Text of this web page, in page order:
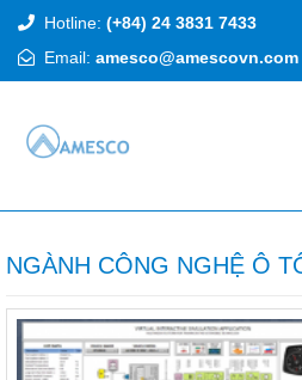
Hotline: (+84) 24 3831 7433
Email: amesco@amescovn.com
TRANG CHỦ
NGÀNH CÔNG NGHỆ Ô